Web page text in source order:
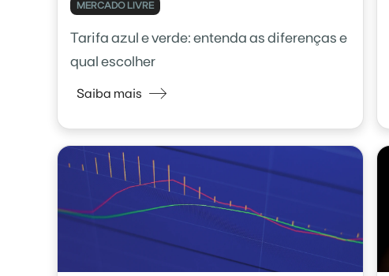
MERCADO LIVRE
Tarifa azul e verde: entenda as diferenças e
qual escolher
Saiba mais